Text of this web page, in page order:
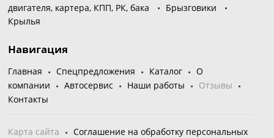
двигателя, картера, КПП, РК, бака
Брызговики
Крылья
Навигация
Главная Спецпредложения Каталог
О
компании
Автосервис Наши работы
Отзывы
Контакты
Карта сайта
Соглашение на обработку персональных